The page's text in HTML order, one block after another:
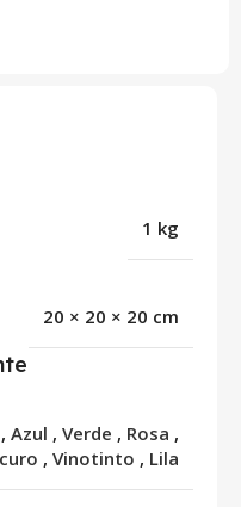
1 kg
20 × 20 × 20 cm
, Azul , Verde , Rosa ,
, Vinotinto , Lila